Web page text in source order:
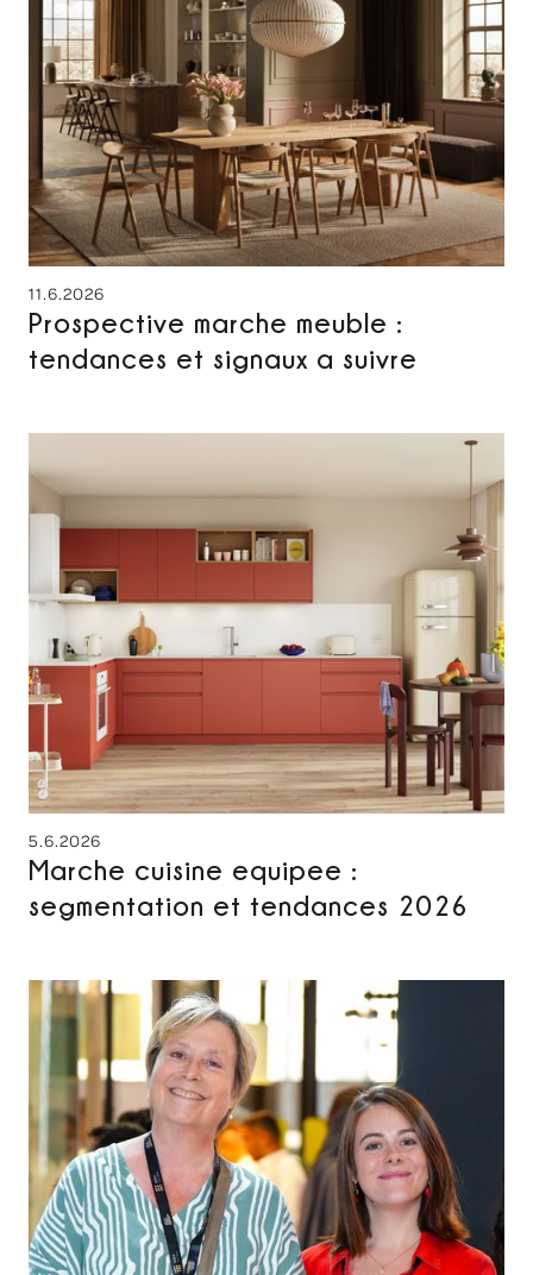
11.6.2026
Prospective marche meuble :
tendances et signaux a suivre
5.6.2026
Marche cuisine equipee :
segmentation et tendances 2026